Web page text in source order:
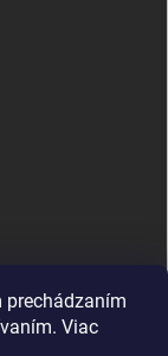
prechádzaním
Viac